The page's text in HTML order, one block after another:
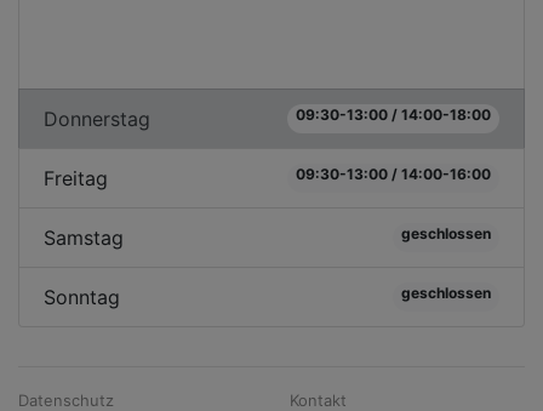
Donnerstag 09:30-13:00 / 14:00-18:00
Freitag 09:30-13:00 / 14:00-16:00
Samstag geschlossen
Sonntag geschlossen
Datenschutz
Kontakt